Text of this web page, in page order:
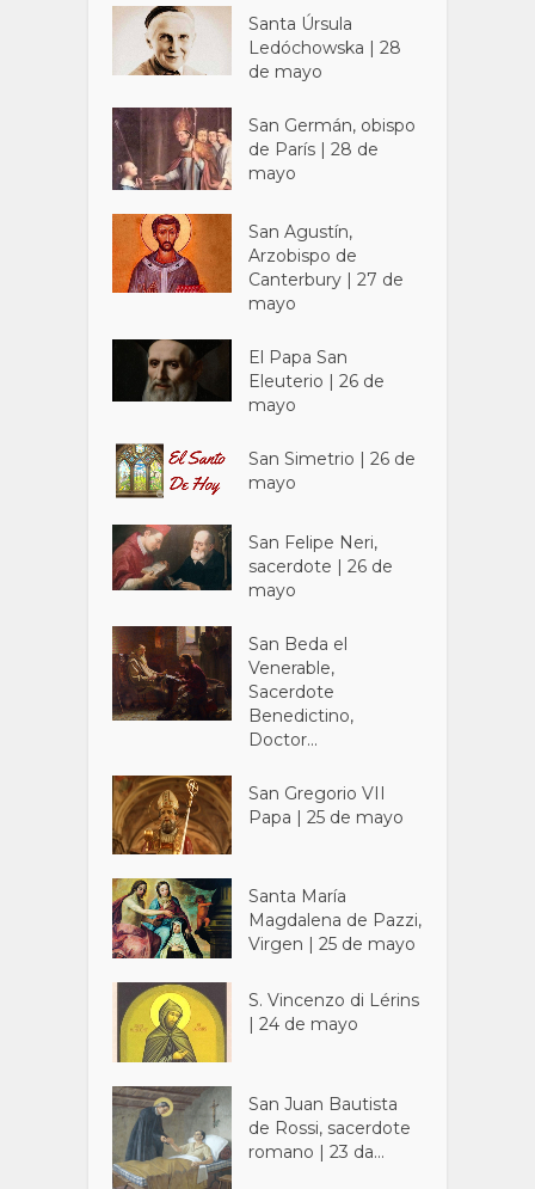
Santa Úrsula
Ledóchowska | 28
de mayo
San Germán, obispo
de París | 28 de
mayo
San Agustín,
Arzobispo de
Canterbury | 27 de
mayo
El Papa San
Eleuterio | 26 de
mayo
San Simetrio | 26 de
mayo
San Felipe Neri,
sacerdote | 26 de
mayo
San Beda el
Venerable,
Sacerdote
Benedictino,
Doctor...
San Gregorio VII
Papa | 25 de mayo
Santa María
Magdalena de Pazzi,
Virgen | 25 de mayo
S. Vincenzo di Lérins
| 24 de mayo
San Juan Bautista
de Rossi, sacerdote
romano | 23 da...